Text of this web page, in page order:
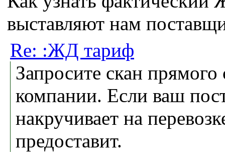
выставляют нам
Re: :ЖД тариф
Запросите скан прямого
компании. Если ваш
накручивает на
предоставит.